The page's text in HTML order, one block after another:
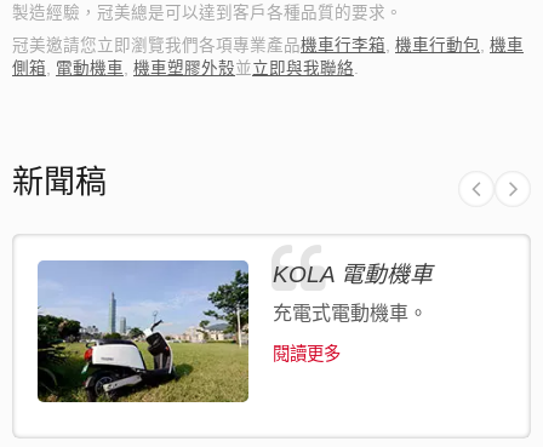
製造經驗，冠美總是可以達到客戶各種品質的要求。
冠美邀請您立即瀏覽我們各項專業產品機車行李箱 機車行動包
機車
側箱
電動機車 機車塑膠外殼並立即與我聯絡
新聞稿
KOLA 電動機車
充電式電動機車。
閱讀更多